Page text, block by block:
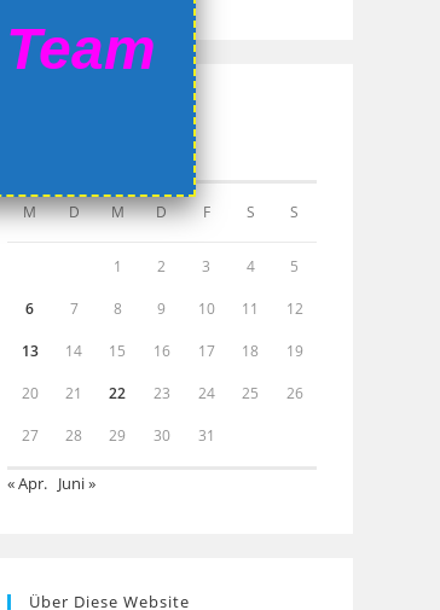
MAI 2024
M D M D F S S
1 2 3 4 5
6 7 8 9 10 11 12
13 14 15 16 17 18 19
20 21 22 23 24 25 26
27 28 29 30 31
« Apr. Juni »
Über Diese Website